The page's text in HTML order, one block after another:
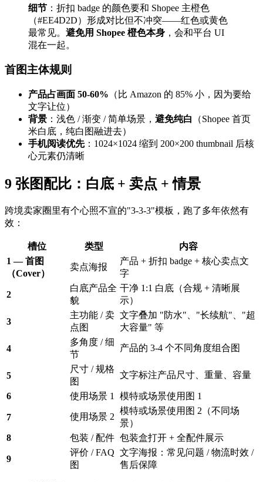
细节 ：折扣 badge 的颜色要和 Shopee 主橙色
（#EE4D2D）形成对比但不冲突——红色或黄色
最常见。 避免用 Shopee 橙色本身 ，会和平台 UI
混在一起。
首图主体规则
产品占画面 50-60% （比 Amazon 的 85% 小，因为要给
文字让位）
背景 ：浅色 / 渐变 / 简单场景， 避免纯白
（Shopee 首页
米白底，纯白图融进去）
手机阅读优先：1024×1024 缩到 200×200 thumbnail 后核
心元素仍清晰
9 张图配比：白底 + 卖点 + 情景
跨境卖家圈里有个心照不宣的"3-3-3"模板，跑了多年依然有
效：
槽位 类型
内容
1 — 首图
（Cover）
卖点海报
产品 + 折扣 badge + 核心卖点文
字
2
白底产品全
貌
干净 1:1 白底（合规 + 清晰展
示）
3
主功能 / 卖
点图
文字叠加 "防水"、"长续航"、"超
大容量" 等
4
多角度 / 细
节
产品的 3-4 个不同角度组合图
5
尺寸 / 规格
图
文字标注产品尺寸、重量、容量
6 使用场景 1 模特或场景使用图 1
7 使用场景 2
模特或场景使用图 2（不同场
景）
8
包装 / 配件 包装盒打开 + 全配件展示
9
评价 / FAQ
图
文字海报：常见问题 / 物流时效 /
售后保障